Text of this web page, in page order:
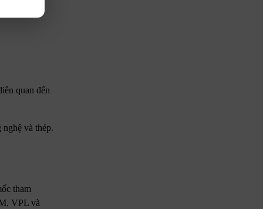
quan đến
và thép.
tham
VPL và